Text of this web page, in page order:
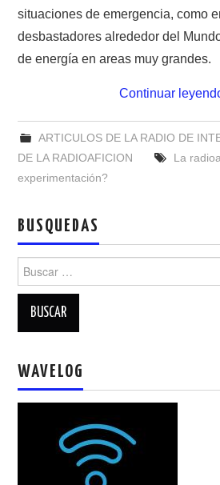
PROPAGACIÓN
SALÓN DE LA FAMA DEL CRECJ
SOLICITUD DE INGRESO
SOTA Y POTA
WAVELOG
situaciones de emergencia, como
desbastadores alrededor del
de energía en areas muy grandes.
Continuar
ARTICULOS DE LA RADIO DE
DE LA RADIOAFICION
La
experimentación?
BUSQUEDAS
Buscar:
WAVELOG